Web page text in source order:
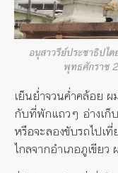
อนุสาวรีย์ประชาธิปไ
พุทธศักราช
เย็นย่ำจวนค่ำคล้อย ผ
กับที่พักแถวๆ อ่างเก็
หรือจะลองขับรถไปเ
ไกลจากอำเภอภูเขียว